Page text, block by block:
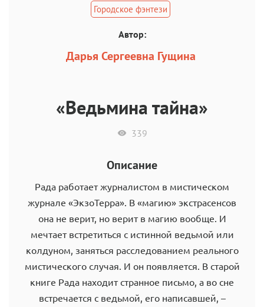
Городское фэнтези
Автор:
Дарья Сергеевна Гущина
«Ведьмина тайна»
339
Описание
Рада работает журналистом в мистическом
журнале «ЭкзоТерра». В «магию» экстрасенсов
она не верит, но верит в магию вообще. И
мечтает встретиться с истинной ведьмой или
колдуном, заняться расследованием реального
мистического случая. И он появляется. В старой
книге Рада находит странное письмо, а во сне
встречается с ведьмой, его написавшей, –